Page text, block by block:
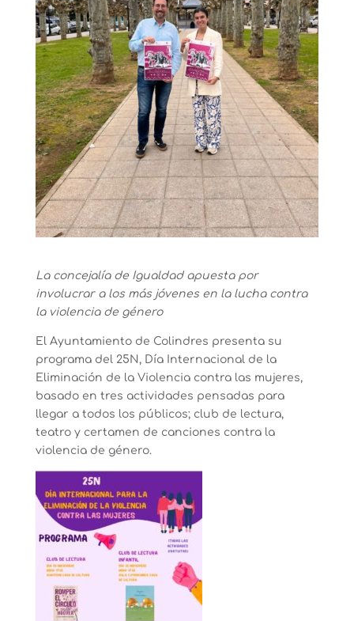
La concejalía de Igualdad apuesta por
involucrar a los más jóvenes en la lucha contra
la violencia de género
El Ayuntamiento de Colindres presenta su
programa del 25N, Día Internacional de la
Eliminación de la Violencia contra las mujeres,
basado en tres actividades pensadas para
llegar a todos los públicos; club de lectura,
teatro y certamen de canciones contra la
violencia de género.